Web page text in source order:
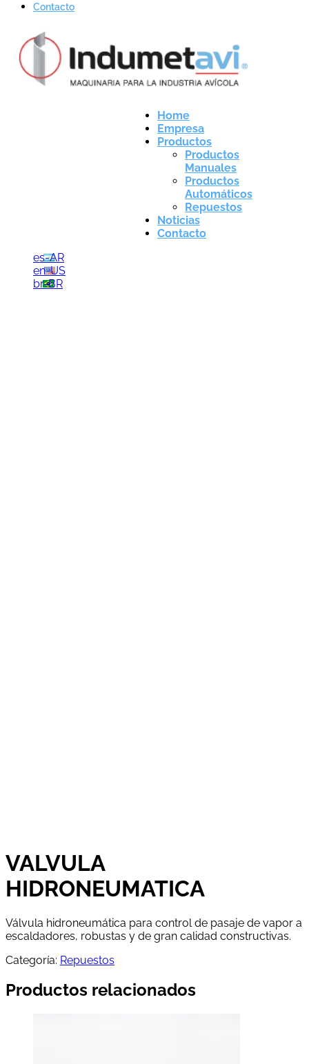
Contacto
Home
Empresa
Productos
Productos
Manuales
Productos
Automáticos
Repuestos
Noticias
Contacto
es-AR
en-US
br-BR
VALVULA
HIDRONEUMATICA
Válvula hidroneumática para control de pasaje de vapor a
escaldadores, robustas y de gran calidad constructivas.
Categoría: Repuestos
Productos relacionados